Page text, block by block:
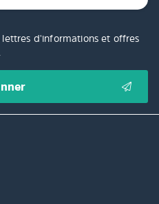
d'informations et offres